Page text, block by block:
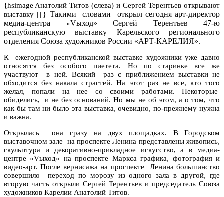
{hsimage|Анатолий Титов (слева) и Сергей Терентьев открывают
выставку ||||} Такими словами открыл сегодня арт-директор
медиа-центра
«Vыход» Сергей Терентьев 47-ю
республиканскую выставку Карельского регионального
отделения Союза художников России «АРТ-КАРЕЛИЯ».
К
ежегодной республиканской выставке художники уже давно
относятся без особого пиетета. Но по старинке все же
участвуют
в ней. Всякий
раз с приближением выставки не
обходится без накала страстей. На этот раз не все, кто того
желал, попали на нее со своими работами. Некоторые
обиделись,
и не без оснований. Но мы не об этом, а о том, что
как бы там ни было эта выставка, очевидно, по-прежнему нужна
и важна.
Открылась она сразу на двух площадках. В Городском
выставочном зале на проспекте Ленина представлены живопись,
скульптура и декоративно-прикладное искусство, а в медиа-
центре «Vыход» на проспекте Маркса графика, фотография и
видео-арт. После вернисажа на проспекте
Ленина большинство
совершило
переход по морозу из одного зала в другой, где
вторую часть открыли Сергей Терентьев и председатель Союза
художников Карелии Анатолий Титов.